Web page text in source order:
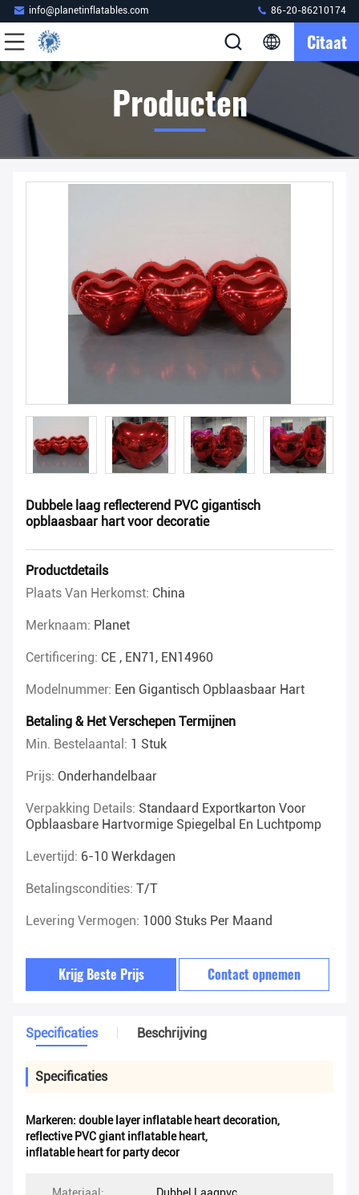
info@planetinflatables.com 86-20-86210174
Citaat
Producten
Dubbele laag reflecterend PVC gigantisch
opblaasbaar hart voor decoratie
Productdetails
Plaats Van Herkomst: China
Merknaam: Planet
Certificering: CE , EN71, EN14960
Modelnummer: Een Gigantisch Opblaasbaar Hart
Betaling & Het Verschepen Termijnen
Min. Bestelaantal: 1 Stuk
Prijs: Onderhandelbaar
Verpakking Details: Standaard Exportkarton Voor
Opblaasbare Hartvormige Spiegelbal En Luchtpomp
Levertijd: 6-10 Werkdagen
Betalingscondities: T/T
Levering Vermogen: 1000 Stuks Per Maand
Krijg Beste Prijs Contact opnemen
Specificaties Beschrijving
Specificaties
Markeren: double layer inflatable heart decoration,
reflective PVC giant inflatable heart,
inflatable heart for party decor